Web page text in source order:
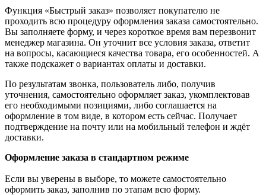
Функция «Быстрый заказ» позволяет покупателю не
проходить всю процедуру оформления заказа самостоятельно.
Вы заполняете форму, и через короткое время вам перезвонит
менеджер магазина. Он уточнит все условия заказа, ответит
на вопросы, касающиеся качества товара, его особенностей. А
также подскажет о вариантах оплаты и доставки.
По результатам звонка, пользователь либо, получив
уточнения, самостоятельно оформляет заказ, укомплектовав
его необходимыми позициями, либо соглашается на
оформление в том виде, в котором есть сейчас. Получает
подтверждение на почту или на мобильный телефон и ждёт
доставки.
Оформление заказа в стандартном режиме
Если вы уверены в выборе, то можете самостоятельно
оформить заказ, заполнив по этапам всю форму.